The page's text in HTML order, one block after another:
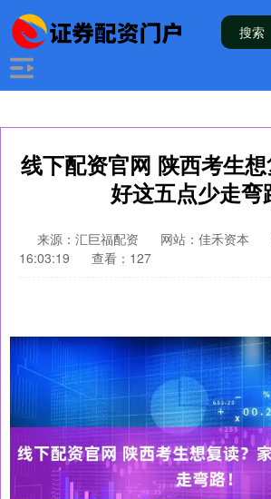
线下配资官网 陕西考生
好这五点少走弯
来源：汇巨福配资 网站：佳禾资本
16:03:19
查看：127